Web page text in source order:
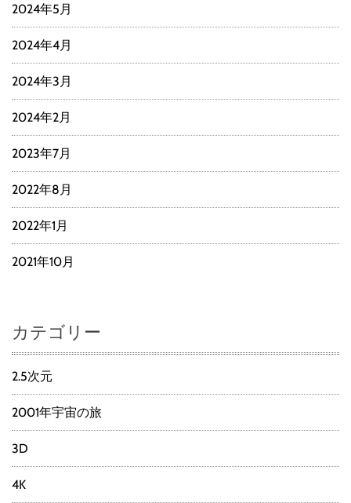
2024年5月
2024年4月
2024年3月
2024年2月
2023年7月
2022年8月
2022年1月
2021年10月
カテゴリー
2.5次元
2001年宇宙の旅
3D
4K